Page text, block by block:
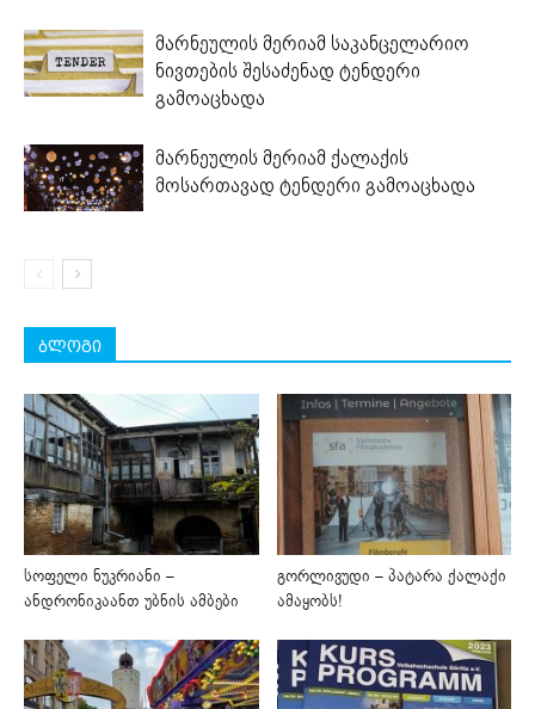
მარნეულის მერიამ საკანცელარიო
ნივთების შესაძენად ტენდერი
გამოაცხადა
მარნეულის მერიამ ქალაქის
მოსართავად ტენდერი გამოაცხადა
ბლოგი
სოფელი ნუკრიანი –
ანდრონიკაანთ უბნის ამბები
გორლივუდი – პატარა ქალაქი
ამაყობს!